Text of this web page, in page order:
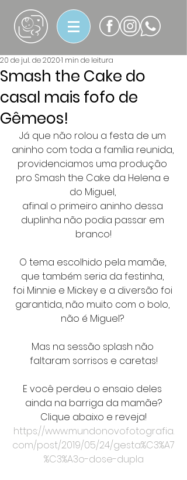
Smash the Cake do
casal mais fofo de
Gêmeos!
20 de jul. de 20201 min de leitura
Já que não rolou a festa de um
aninho com toda a família reunida,
providenciamos uma produção
pro Smash the Cake da Helena e
do Miguel,
afinal o primeiro aninho dessa
duplinha não podia passar em
branco!
O tema escolhido pela mamãe,
que também seria da festinha,
foi Minnie e Mickey e a diversão foi
garantida, não muito com o bolo,
não é Miguel?
Mas na sessão splash não
faltaram sorrisos e caretas!
E você perdeu o ensaio deles
ainda na barriga da mamãe?
Clique abaixo e reveja!
https://www.mundonovofotografia.
com/post/2019/05/24/gesta%C3%A7
%C3%A3o-dose-dupla